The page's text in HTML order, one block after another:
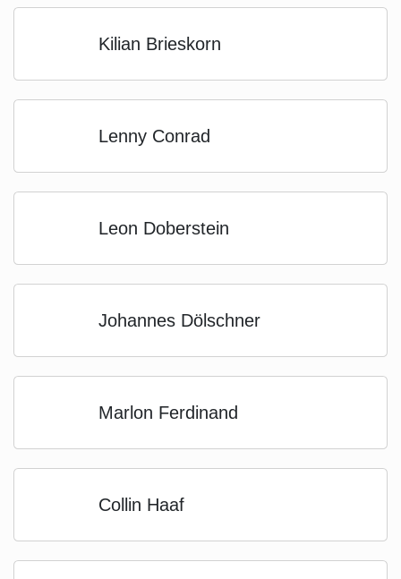
Kilian Brieskorn
Lenny Conrad
Leon Doberstein
Johannes Dölschner
Marlon Ferdinand
Collin Haaf